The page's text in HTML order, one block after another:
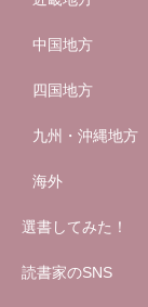
中国地方
四国地方
九州・沖縄地方
海外
選書してみた！
読書家のSNS